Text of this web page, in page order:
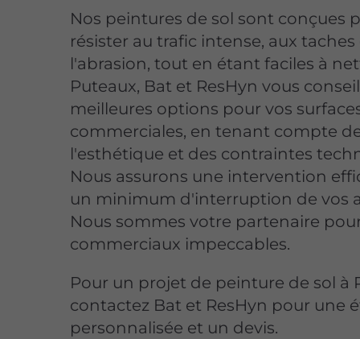
Nos peintures de sol sont conçues
résister au trafic intense, aux taches
l'abrasion, tout en étant faciles à
Puteaux, Bat et ResHyn vous
meilleures options pour vos
commerciales, en tenant compte
l'esthétique et des contraintes
Nous assurons une intervention
un minimum d'interruption de vos
Nous sommes votre partenaire
commerciaux impeccables.
Pour un projet de peinture de sol à
contactez Bat et ResHyn pour une
personnalisée et un devis.